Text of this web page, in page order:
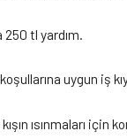
250 tl yardım.
uygun iş
ısınmaları için